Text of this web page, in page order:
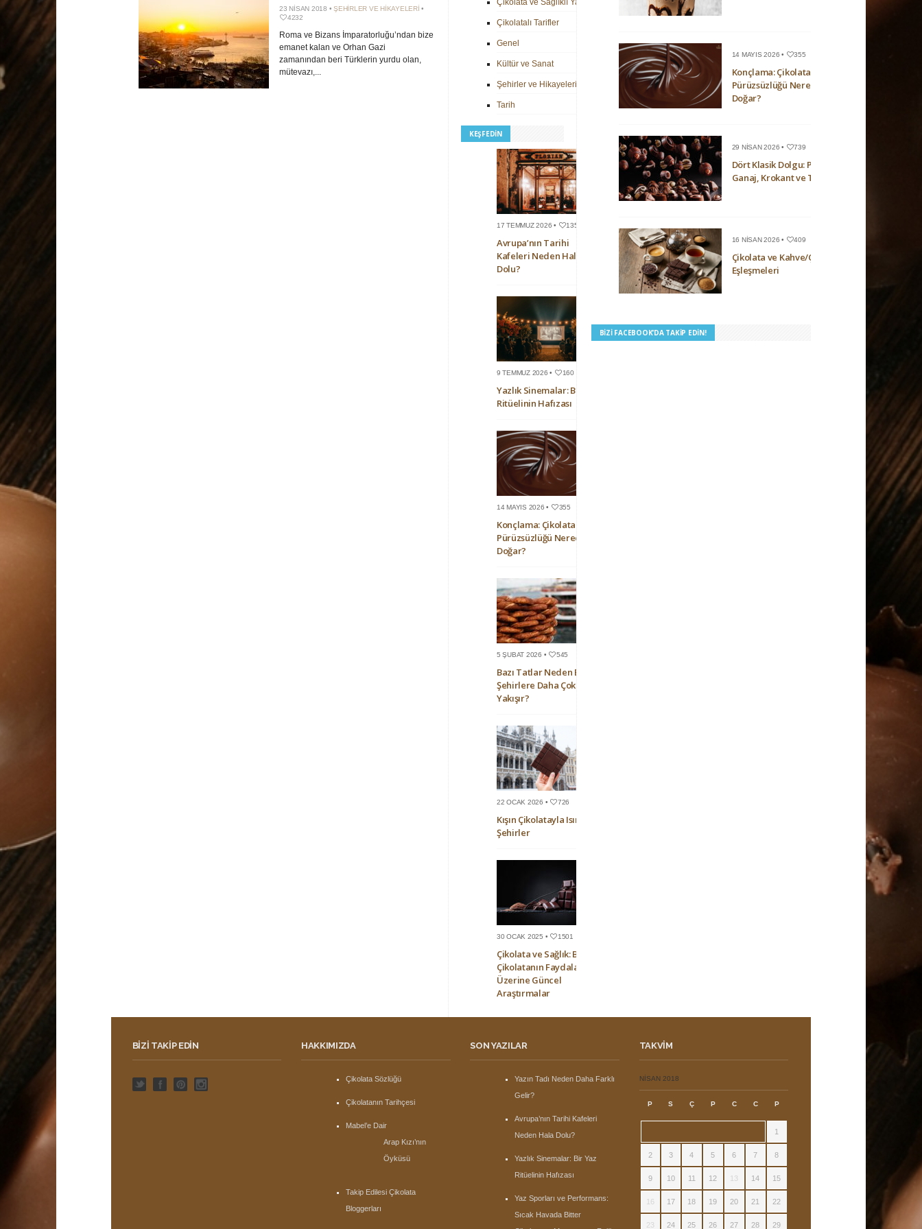
23 NISAN 2018 • ŞEHIRLER VE HIKAYELERI •
4232
Roma ve Bizans İmparatorluğu’ndan bize
emanet kalan ve Orhan Gazi
zamanından beri Türklerin yurdu olan,
mütevazı,...
Çikolata ve Sağlıklı Yaşam
Çikolatalı Tarifler
Genel
Kültür ve Sanat
Şehirler ve Hikayeleri
Tarih
KEŞFEDIN
17 TEMMUZ 2026 • 135
Avrupa’nın Tarihi
Kafeleri Neden Hala
Dolu?
9 TEMMUZ 2026 • 160
Yazlık Sinemalar: Bir Yaz
Ritüelinin Hafızası
14 MAYIS 2026 • 355
Konçlama: Çikolatanın
Pürüzsüzlüğü Nerede
Doğar?
5 ŞUBAT 2026 • 545
Bazı Tatlar Neden Bazı
Şehirlere Daha Çok
Yakışır?
22 OCAK 2026 • 726
Kışın Çikolatayla Isınan
Şehirler
30 OCAK 2025 • 1501
Çikolata ve Sağlık: Bitter
Çikolatanın Faydaları
Üzerine Güncel
Araştırmalar
14 MAYIS 2026 • 355
Konçlama: Çikolatanın
Pürüzsüzlüğü Nerede
Doğar?
29 NISAN 2026 • 739
Dört Klasik Dolgu: Pralin,
Ganaj, Krokant ve Trüf
16 NISAN 2026 • 409
Çikolata ve Kahve/Çay
Eşleşmeleri
BIZI FACEBOOK’DA TAKIP EDIN!
BIZI TAKIP EDIN HAKKIMIZDA
Çikolata Sözlüğü
Çikolatanın Tarihçesi
Mabel’e Dair
Arap Kızı’nın
Öyküsü
Takip Edilesi Çikolata
Bloggerları
SON YAZILAR
Yazın Tadı Neden Daha Farklı
Gelir?
Avrupa’nın Tarihi Kafeleri
Neden Hala Dolu?
Yazlık Sinemalar: Bir Yaz
Ritüelinin Hafızası
Yaz Sporları ve Performans:
Sıcak Havada Bitter
TAKVIM
NISAN 2018
P S Ç P C C P
1
2 3 4 5 6 7 8
9 10 11 12 13 14 15
16 17 18 19 20 21 22
23 24 25 26 27 28 29